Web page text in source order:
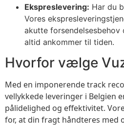
Ekspreslevering: Har du
Vores
akutte
altid ankommer til tiden.
Hvorfor vælge
Med en imponerende track
vellykkede leveringer i Belgien
pålidelighed og effektivitet.
for, at din fragt håndteres med